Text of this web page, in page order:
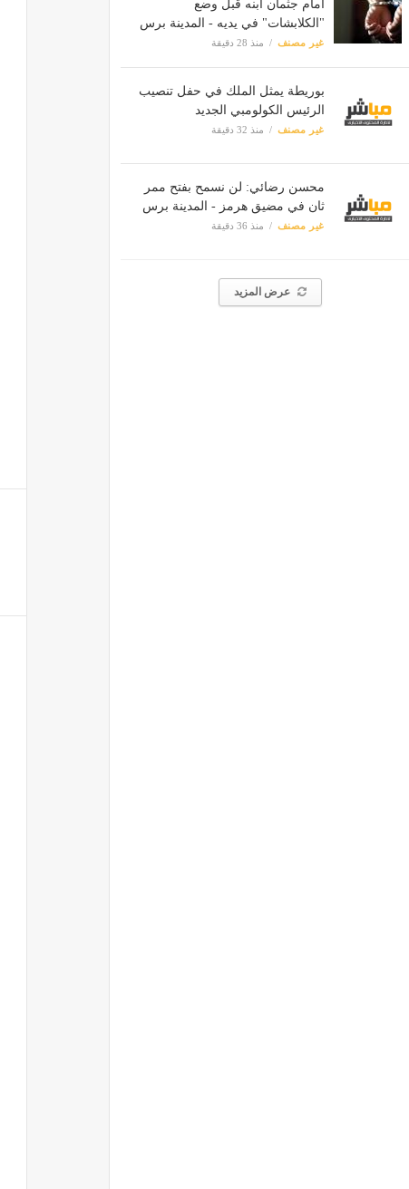
أمام جثمان ابنه قبل وضع
"الكلابشات" في يديه - المدينة برس
غير مصنف منذ 28 دقيقة
بوريطة يمثل الملك في حفل تنصيب
الرئيس الكولومبي الجديد
غير مصنف منذ 32 دقيقة
محسن رضائي: لن نسمح بفتح ممر
ثان في مضيق هرمز - المدينة برس
غير مصنف منذ 36 دقيقة
عرض المزيد